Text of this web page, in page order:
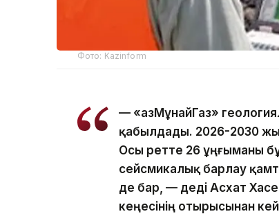
Фото: Kazinform
— «ҚазМұнайГаз»
қабылдады. 2026-2030
Осы ретте 26 ұңғыманы
сейсмикалық барлау
де бар, — деді Асхат
кеңесінің отырысынан